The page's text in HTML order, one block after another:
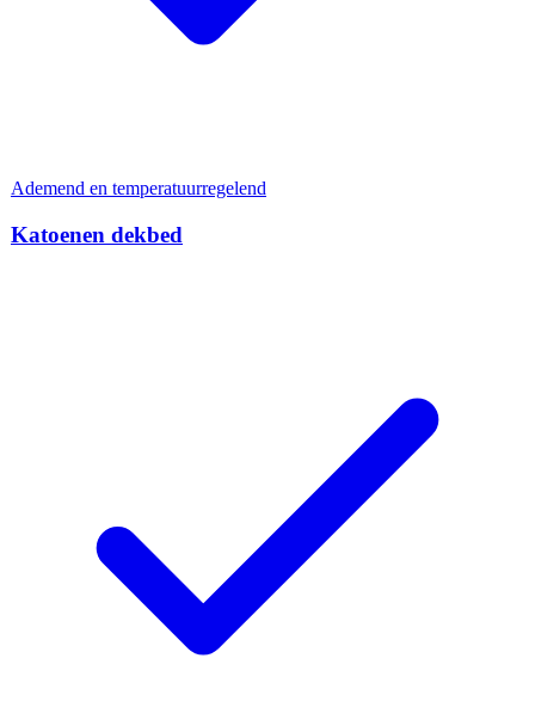
Ademend en temperatuurregelend
Katoenen dekbed